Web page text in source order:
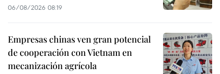
06/08/2026 08:19
Empresas chinas ven gran potencial
de cooperación con Vietnam en
mecanización agrícola